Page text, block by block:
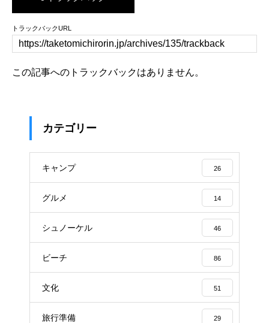
トラックバックURL
この記事へのトラックバックはありません。
カテゴリー
キャンプ 26
グルメ 14
シュノーケル 46
ビーチ 86
文化 51
旅行準備 29